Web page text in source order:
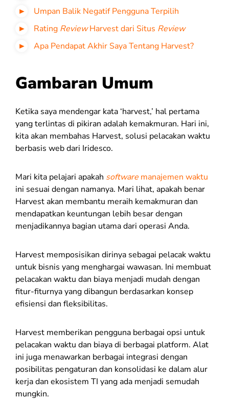
Umpan Balik Negatif Pengguna Terpilih
Rating ReviewHarvest dari Situs Review
Apa Pendapat Akhir Saya Tentang Harvest?
Gambaran Umum
Ketika saya mendengar kata ‘harvest,’ hal pertama
yang terlintas di pikiran adalah kemakmuran. Hari ini,
kita akan membahas Harvest, solusi pelacakan waktu
berbasis web dari Iridesco.
Mari kita pelajari apakah software manajemen waktu
ini sesuai dengan namanya. Mari lihat, apakah benar
Harvest akan membantu meraih kemakmuran dan
mendapatkan keuntungan lebih besar dengan
menjadikannya bagian utama dari operasi Anda.
Harvest memposisikan dirinya sebagai pelacak waktu
untuk bisnis yang menghargai wawasan. Ini membuat
pelacakan waktu dan biaya menjadi mudah dengan
fitur-fiturnya yang dibangun berdasarkan konsep
efisiensi dan fleksibilitas.
Harvest memberikan pengguna berbagai opsi untuk
pelacakan waktu dan biaya di berbagai platform. Alat
ini juga menawarkan berbagai integrasi dengan
posibilitas pengaturan dan konsolidasi ke dalam alur
kerja dan ekosistem TI yang ada menjadi semudah
mungkin.